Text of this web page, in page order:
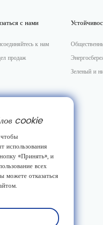
с нами
к нам
продаж
Зеленый и
cookie
использования
«Принять», и
всех
отказаться